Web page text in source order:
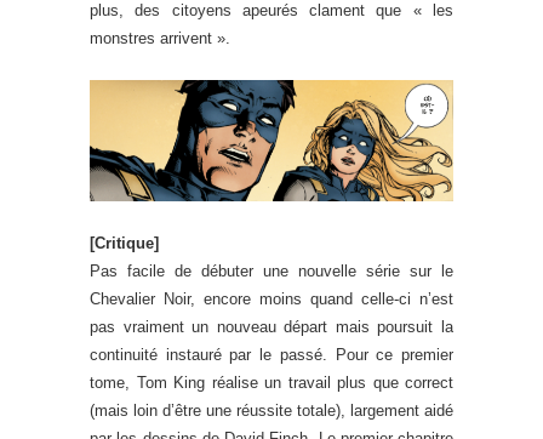
plus, des citoyens apeurés clament que « les
monstres arrivent ».
[Critique]
Pas facile de débuter une nouvelle série sur le
Chevalier Noir, encore moins quand celle-ci n’est
pas vraiment un nouveau départ mais poursuit la
continuité instauré par le passé. Pour ce premier
tome, Tom King réalise un travail plus que correct
(mais loin d’être une réussite totale), largement aidé